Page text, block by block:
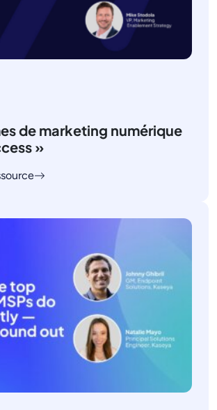
de marketing numérique
»